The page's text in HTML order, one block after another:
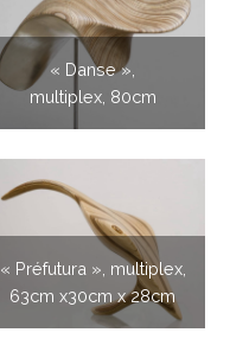
« Danse »,
multiplex, 80cm
« Préfutura », multiplex,
63cm x30cm x 28cm